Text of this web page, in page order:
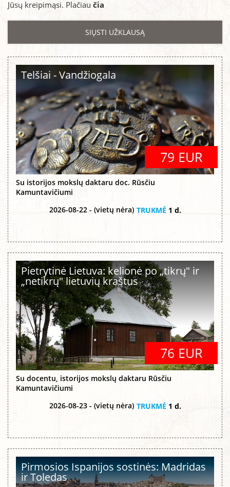
Jūsų kreipimąsi. Plačiau čia
Telšiai - Vandžiogala
79 EUR
Su istorijos mokslų daktaru doc. Rūsčiu
Kamuntavičiumi
2026-08-22 - (vietų nėra) TRUKMĖ 1 d.
Pietrytinė Lietuva: kelionė po „tikrų" ir
„netikrų" lietuvių kraštus
76 EUR
Su docentu, istorijos mokslų daktaru Rūsčiu
Kamuntavičiumi
2026-08-23 - (vietų nėra) TRUKMĖ 1 d.
Pirmosios Ispanijos sostinės: Madridas
ir Toledas